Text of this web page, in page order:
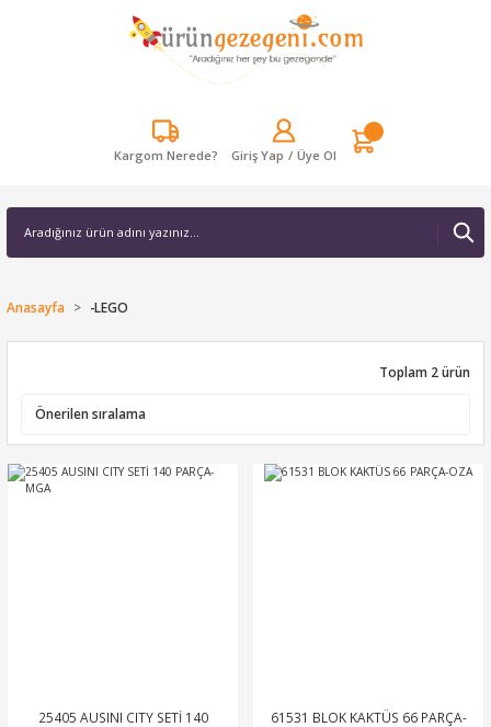
Kargom Nerede? Giriş Yap / Üye Ol
Anasayfa -LEGO
Toplam 2 ürün
25405 AUSINI CITY SETİ 140
61531 BLOK KAKTÜS 66 PARÇA-